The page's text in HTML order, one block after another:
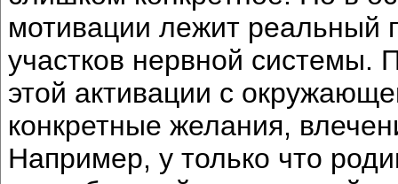
мотивации лежит реальный
участков нервной системы.
этой активации с
конкретные желания,
Например, у только что